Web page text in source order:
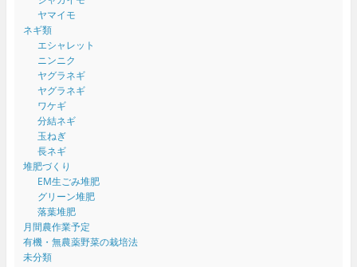
ヤマイモ
ネギ類
エシャレット
ニンニク
ヤグラネギ
ヤグラネギ
ワケギ
分結ネギ
玉ねぎ
長ネギ
堆肥づくり
EM生ごみ堆肥
グリーン堆肥
落葉堆肥
月間農作業予定
有機・無農薬野菜の栽培法
未分類